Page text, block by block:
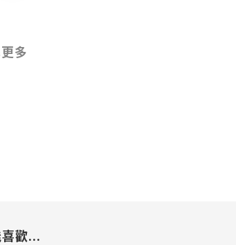
多
歡...